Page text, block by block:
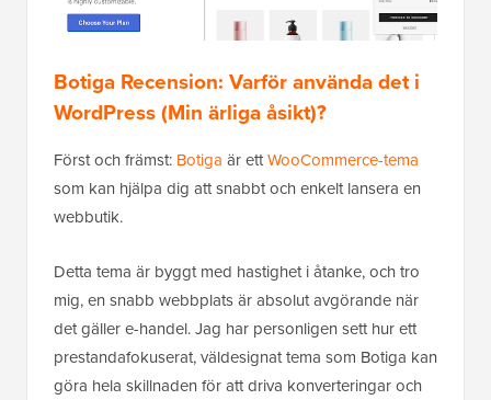
Botiga Recension: Varför använda det i
WordPress (Min ärliga åsikt)?
Först och främst: Botiga är ettWooCommerce-tema
som kan hjälpa dig att snabbt och enkelt lansera en
webbutik. ​​
Detta tema är byggt med hastighet i åtanke, och tro
mig, en snabb webbplats är absolut avgörande när
det gäller e-handel. Jag har personligen sett hur ett
prestandafokuserat, väldesignat tema som Botiga kan
göra hela skillnaden för att driva konverteringar och